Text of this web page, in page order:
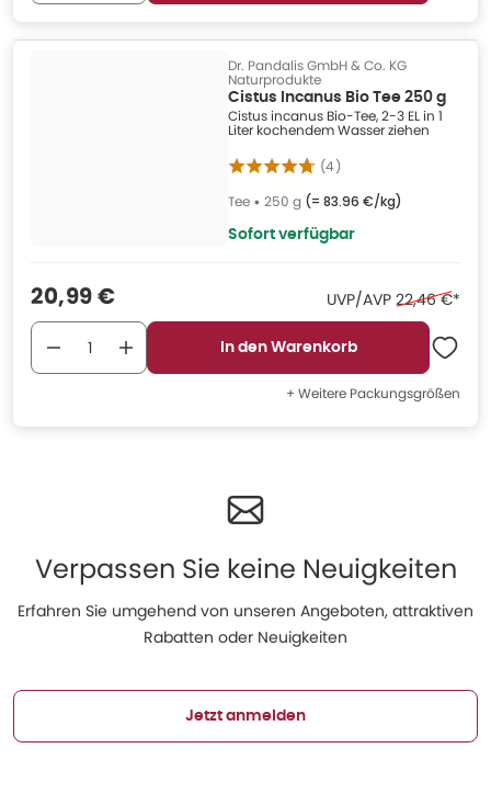
Dr. Pandalis GmbH & Co. KG
Naturprodukte
Cistus Incanus Bio Tee 250 g
Cistus incanus Bio-Tee, 2-3 EL in 1
Liter kochendem Wasser ziehen
(4)
Tee • 250 g (= 83.96 €/kg)
Sofort verfügbar
Verkaufspreis
20,99 € UVP/AVP Ehemaliger
22,46 €*
In den Warenkorb
+ Weitere Packungsgrößen
Verpassen Sie keine Neuigkeiten
Erfahren Sie umgehend von unseren Angeboten, attraktiven
Rabatten oder Neuigkeiten
Jetzt anmelden